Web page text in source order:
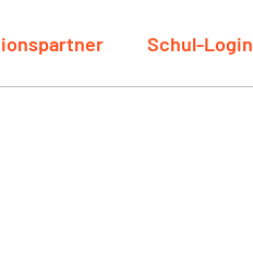
Schul-Login